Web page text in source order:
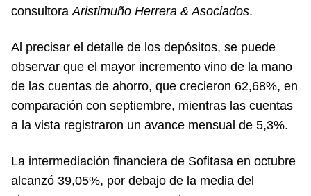
consultora Aristimuño Herrera & Asociados.
Al precisar el detalle de los depósitos, se puede
observar que el mayor incremento vino de la mano
de las cuentas de ahorro, que crecieron 62,68%, en
comparación con septiembre, mientras las cuentas
a la vista registraron un avance mensual de 5,3%.
La intermediación financiera de Sofitasa en octubre
alcanzó 39,05%, por debajo de la media del